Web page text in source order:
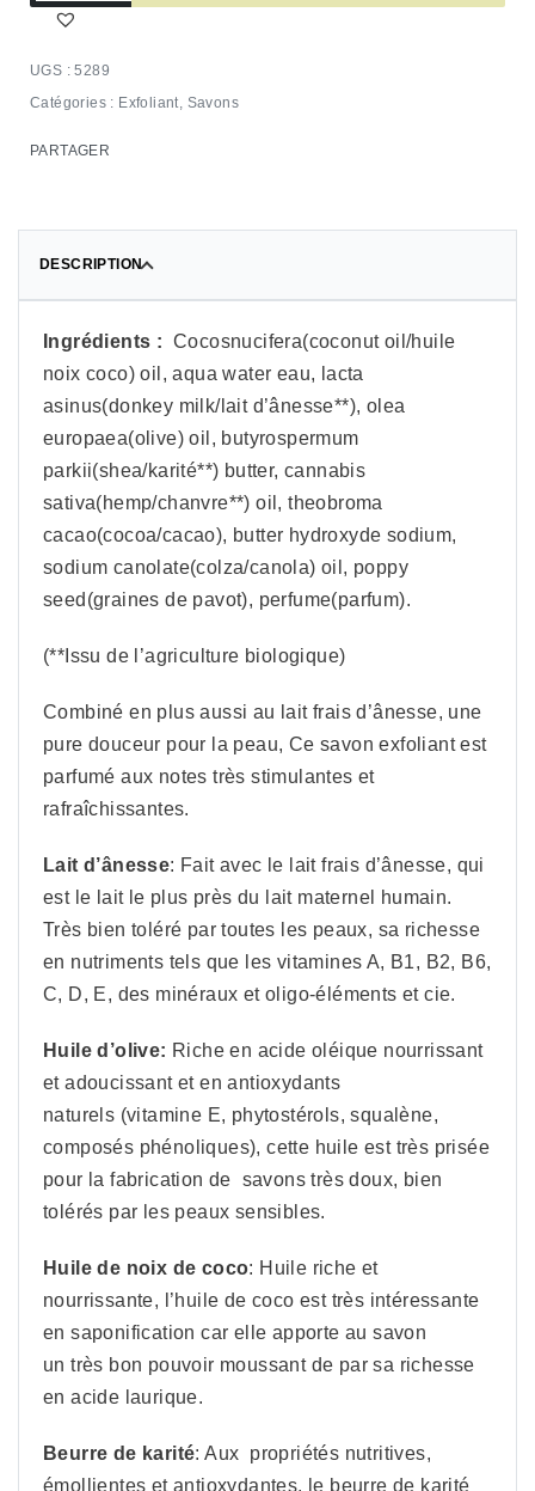
5289
Catégories : Exfoliant, Savons
PARTAGER
DESCRIPTION
Ingrédients : Cocosnucifera(coconut oil/huile
noix coco) oil, aqua water eau, lacta
asinus(donkey milk/lait d’ânesse**), olea
europaea(olive) oil, butyrospermum
parkii(shea/karité**) butter, cannabis
sativa(hemp/chanvre**) oil, theobroma
cacao(cocoa/cacao), butter hydroxyde sodium,
sodium canolate(colza/canola) oil, poppy
seed(graines de pavot), perfume(parfum).
(**Issu de l’agriculture biologique)
Combiné en plus aussi au lait frais d’ânesse, une
pure douceur pour la peau, Ce savon exfoliant est
parfumé aux notes très stimulantes et
rafraîchissantes.
Lait d’ânesse: Fait avec le lait frais d’ânesse, qui
est le lait le plus près du lait maternel humain.
Très bien toléré par toutes les peaux, sa richesse
en nutriments tels que les vitamines A, B1, B2, B6,
C, D, E, des minéraux et oligo-éléments et cie.
Huile d’olive: Riche en acide oléique nourrissant
et adoucissant et en antioxydants
naturels (vitamine E, phytostérols, squalène,
composés phénoliques), cette huile est très prisée
pour la fabrication de savons très doux, bien
tolérés par les peaux sensibles.
Huile de noix de coco: Huile riche et
nourrissante, l’huile de coco est très intéressante
en saponification car elle apporte au savon
un très bon pouvoir moussant de par sa richesse
en acide laurique.
Beurre de karité: Aux propriétés nutritives,
émollientes et antioxydantes, le beurre de karité